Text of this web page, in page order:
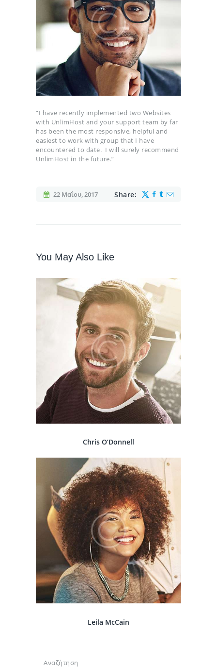
“I have recently implemented two Websites
with UnlimHost and your support team by far
has been the most responsive, helpful and
easiest to work with group that I have
encountered to date. I will surely recommend
UnlimHost in the future.”
22 Μαΐου, 2017 Share:
You May Also Like
Chris O’Donnell
Leila McCain
Αναζήτηση